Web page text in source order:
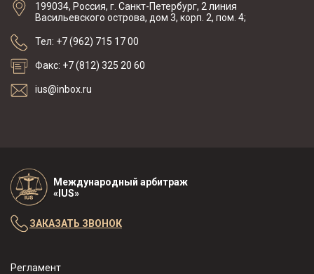
199034, Россия, г. Санкт-Петербург, 2 линия
Васильевского острова, дом 3, корп. 2, пом. 4;
Тел: +7 (962) 715 17 00
Факс: +7 (812) 325 20 60
ius@inbox.ru
Международный арбитраж
«IUS»
Регламент
ЗАКАЗАТЬ ЗВОНОК